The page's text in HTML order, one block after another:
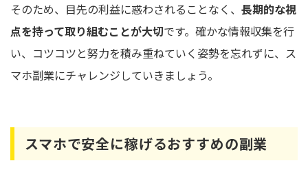
そのため、目先の利益に惑わされることなく、 長期的な視
点を持って取り組むことが大切です。確かな情報収集を行
い、コツコツと努力を積み重ねていく姿勢を忘れずに、ス
マホ副業にチャレンジしていきましょう。
スマホで安全に稼げるおすすめの副業